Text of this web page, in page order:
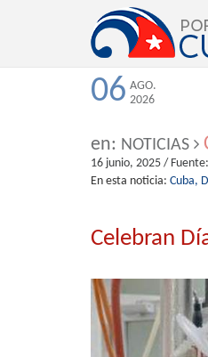
06 AGO.
2026
en: NOTICIAS
16 junio, 2025 / Fuente:
En esta noticia: Cuba,
Celebran